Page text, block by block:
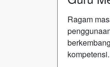
Ragam
kompetensi.